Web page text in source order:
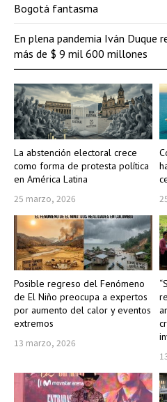
La abstención electoral crece
como forma de protesta política
en América Latina
25 marzo, 2026
Posible regreso del Fenómeno
de El Niño preocupa a expertos
por aumento del calor y eventos
extremos
13 marzo, 2026
Bogotá fantasma
En plena pandemia Iván Duque
más de $ 9 mil 600 millones